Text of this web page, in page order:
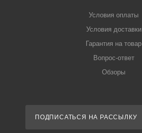
Условия оплаты
Условия доставки
Гарантия на товар
Вопрос-ответ
Обзоры
ПОДПИСАТЬСЯ НА РАССЫЛКУ